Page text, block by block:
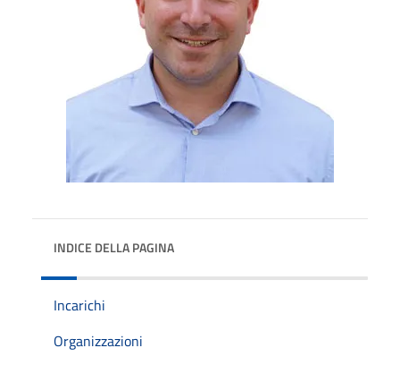
INDICE DELLA PAGINA
Incarichi
Organizzazioni